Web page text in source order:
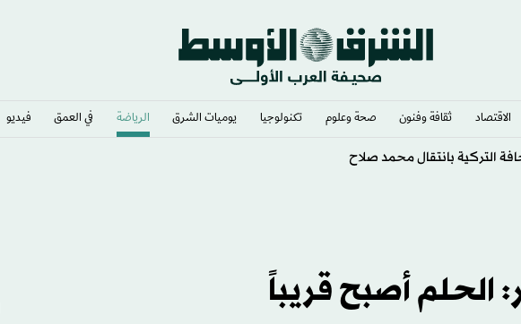
الاقتصاد ثقافة وفنون صحة وعلوم تكنولوجيا يوميات الشرق​ الرياضة في العمق فيديو
التركية بانتقال محمد صلاح
الحلم أصبح قريباً